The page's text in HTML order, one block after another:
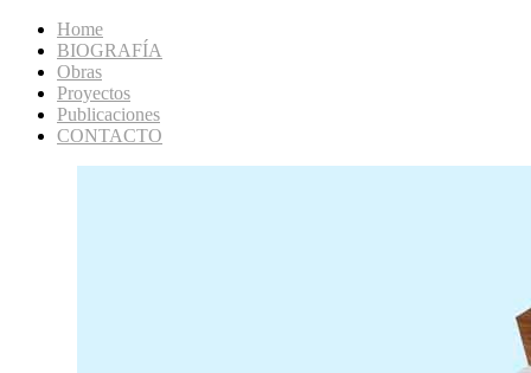
Home
BIOGRAFÍA
Obras
Proyectos
Publicaciones
CONTACTO